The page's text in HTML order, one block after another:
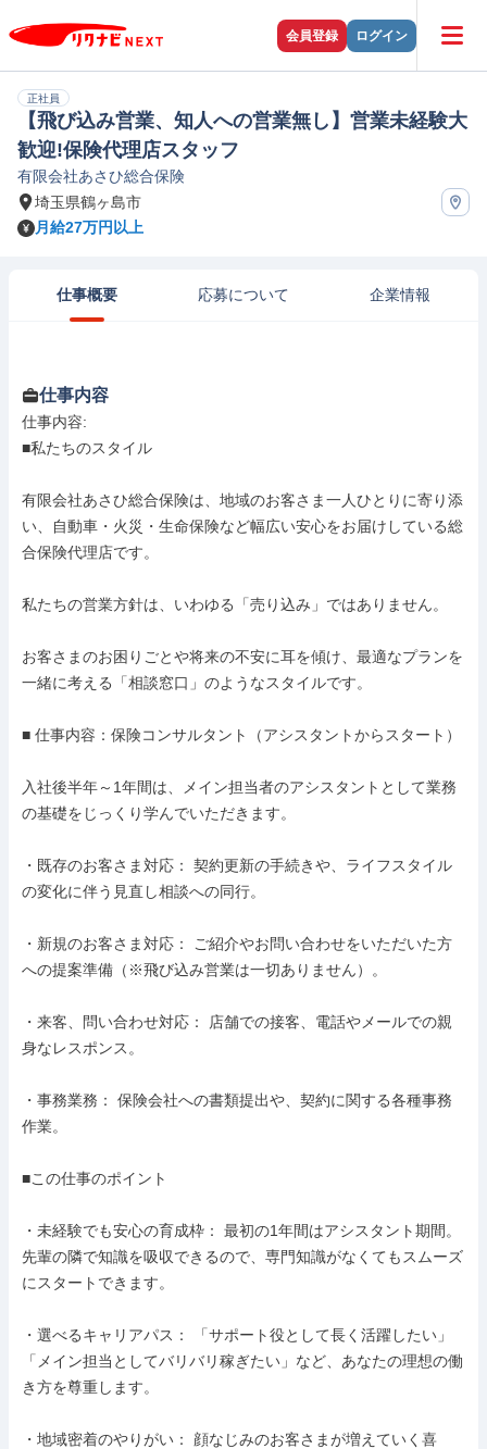
会員登録 ログイン
正社員
【飛び込み営業、知人への営業無し】営業未経験大
歓迎!保険代理店スタッフ
有限会社あさひ総合保険
埼玉県鶴ヶ島市
月給27万円以上
仕事概要 応募について 企業情報
仕事内容
仕事内容:
■私たちのスタイル
有限会社あさひ総合保険は、地域のお客さま一人ひとりに寄り添
い、自動車・火災・生命保険など幅広い安心をお届けしている総
合保険代理店です。
私たちの営業方針は、いわゆる「売り込み」ではありません。
お客さまのお困りごとや将来の不安に耳を傾け、最適なプランを
一緒に考える「相談窓口」のようなスタイルです。
■ 仕事内容：保険コンサルタント（アシスタントからスタート）
入社後半年～1年間は、メイン担当者のアシスタントとして業務
の基礎をじっくり学んでいただきます。
・既存のお客さま対応： 契約更新の手続きや、ライフスタイル
の変化に伴う見直し相談への同行。
・新規のお客さま対応： ご紹介やお問い合わせをいただいた方
への提案準備（※飛び込み営業は一切ありません）。
・来客、問い合わせ対応： 店舗での接客、電話やメールでの親
身なレスポンス。
・事務業務： 保険会社への書類提出や、契約に関する各種事務
作業。
■この仕事のポイント
・未経験でも安心の育成枠： 最初の1年間はアシスタント期間。
先輩の隣で知識を吸収できるので、専門知識がなくてもスムーズ
にスタートできます。
・選べるキャリアパス： 「サポート役として長く活躍したい」
「メイン担当としてバリバリ稼ぎたい」など、あなたの理想の働
き方を尊重します。
・地域密着のやりがい： 顔なじみのお客さまが増えていく喜